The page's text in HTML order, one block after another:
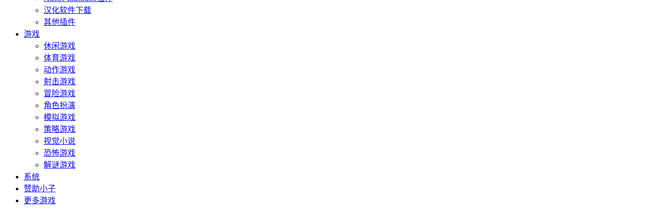
汉化软件下载
其他插件
游戏
休闲游戏
体育游戏
动作游戏
射击游戏
冒险游戏
角色扮演
模拟游戏
策略游戏
视觉小说
恐怖游戏
解谜游戏
系统
赞助小子
更多游戏